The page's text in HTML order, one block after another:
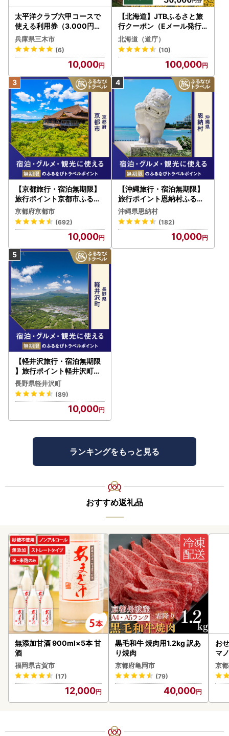
太平洋クラブ六甲コースで
使える利用券（3.000円分
）
兵庫県三木市
(6)
10,000
【北海道】JTBふるさと旅
行クーポン（Eメール発行
）30,000円分 旅行 トラベ
ル 宿泊 人気 おすすめ JTB
W030T
北海道（道庁）
(10)
100,000
【京都旅行・宿泊無期限】
旅行ポイント京都市ふるな
びトラベルポイント
京都府京都市
(692)
10,000
【沖縄旅行・宿泊無期限】
旅行ポイント恩納村ふるな
びトラベルポイント
沖縄県恩納村
(182)
10,000
【軽井沢旅行・宿泊無期限
】旅行ポイント軽井沢町ふ
るなびトラベルポイント
長野県軽井沢町
(89)
10,000
ランキングをもっと見る
おすすめ返礼品
無添加甘酒 900ml×5本 甘
酒
福岡県古賀市
(17)
12,000
黒毛和牛 焼肉用1.2kg 訳あ
り焼肉
京都府亀岡市
(79)
40,000
お
マ
京